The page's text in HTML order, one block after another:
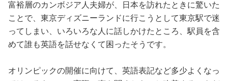
富裕層のカンボジア人夫婦が、日本を訪れたときに驚いた
ことで、東京ディズニーランドに行こうとして東京駅で迷
ってしまい、いろいろな人に話しかけたところ、駅員を含
めて誰も英語を話せなくて困ったそうです。
オリンピックの開催に向けて、英語表記など多少よくなっ